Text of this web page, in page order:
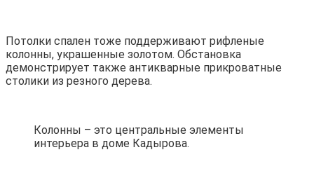
Потолки спален тоже поддерживают рифленые
колонны, украшенные золотом. Обстановка
демонстрирует также антикварные прикроватные
столики из резного дерева.
Колонны – это центральные элементы
интерьера в доме Кадырова.